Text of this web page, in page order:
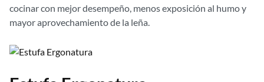
cocinar con mejor desempeño, menos exposición al humo y
mayor aprovechamiento de la leña.